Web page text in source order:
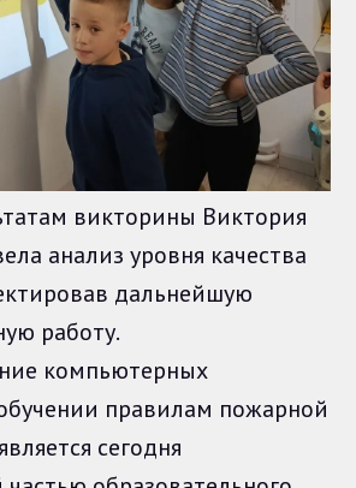
викторины Виктория
анализ уровня качества
дальнейшую
работу.
компьютерных
правилам пожарной
сегодня